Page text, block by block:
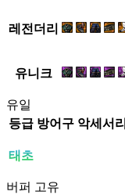
레전더리
유니크
유일
등급 방어구 악세서리
태초
버퍼 고유